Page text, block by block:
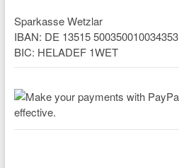
Sparkasse Wetzlar
IBAN: DE 13515 500350010034353
BIC: HELADEF 1WET